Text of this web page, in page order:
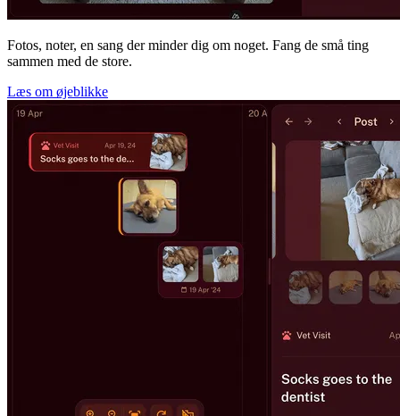
Fotos, noter, en sang der minder dig om noget. Fang de små ting
sammen med de store.
Læs om øjeblikke